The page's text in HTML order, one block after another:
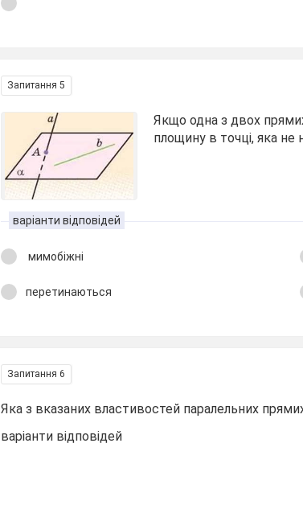
Запитання 5
Якщо одна з двох
площину в точці, яка не
варіанти відповідей
мимобіжні
перетинаються
Запитання 6
Яка з вказаних властивостей паралельних
варіанти відповідей